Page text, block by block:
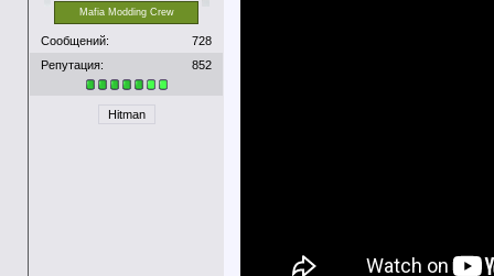
Mafia Modding Crew
Сообщений:
728
Репутация:
852
Hitman